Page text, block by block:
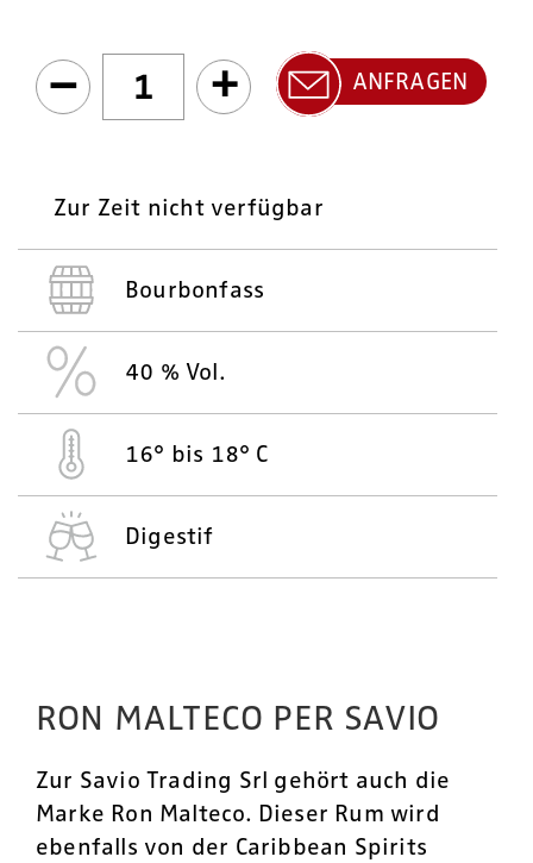
– + ANFRAGEN
Zur Zeit nicht verfügbar
Bourbonfass
40 % Vol.
16° bis 18° C
Digestif
RON MALTECO PER SAVIO
Zur Savio Trading Srl gehört auch die
Marke Ron Malteco. Dieser Rum wird
ebenfalls von der Caribbean Spirits